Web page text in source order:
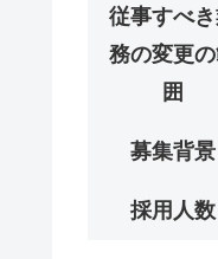
従事すべ
務の変更
囲
募集背景
採用人数